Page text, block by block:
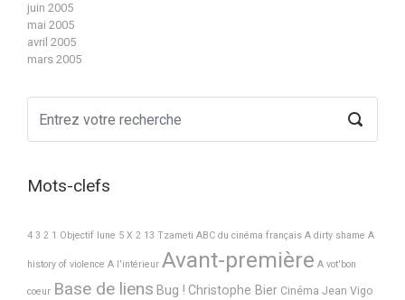
juin 2005
mai 2005
avril 2005
mars 2005
Mots-clefs
4 3 2 1 Objectif lune 5 X 2 13 Tzameti ABC du cinéma français A dirty shame A
history of violence A l'intérieur Avant-première A vot'bon
coeur Base de liens Bug ! Christophe Bier Cinéma Jean Vigo